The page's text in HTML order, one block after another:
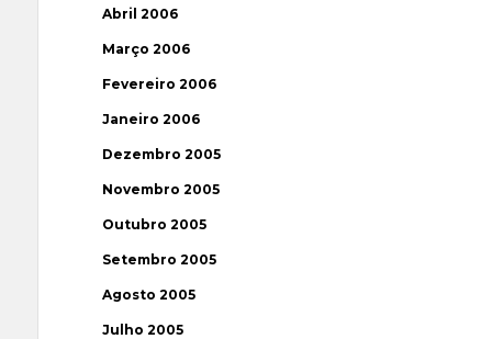
Abril 2006
Março 2006
Fevereiro 2006
Janeiro 2006
Dezembro 2005
Novembro 2005
Outubro 2005
Setembro 2005
Agosto 2005
Julho 2005